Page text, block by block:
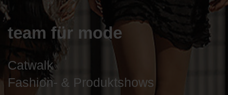
team für mode
Catwalk
Fashion- & Produktshows